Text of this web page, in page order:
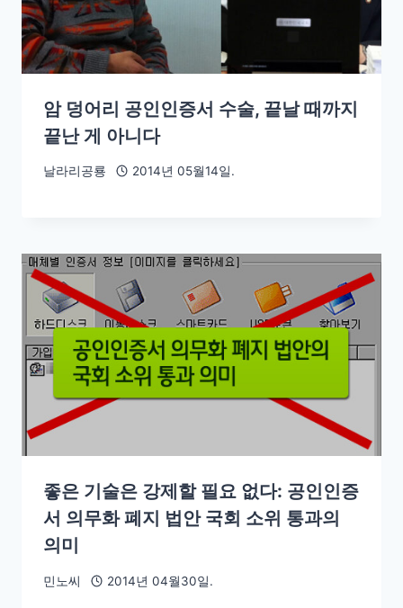
암 덩어리 공인인증서 수술, 끝날 때까지
끝난 게 아니다
날라리공룡 2014년 05월14일.
좋은 기술은 강제할 필요 없다: 공인인증
서 의무화 폐지 법안 국회 소위 통과의
의미
민노씨 2014년 04월30일.